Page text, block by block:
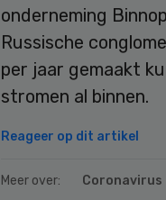
onderneming
Russische
per jaar gemaakt
stromen al binnen.
Reageer op dit artikel
Meer over: Coronavirus